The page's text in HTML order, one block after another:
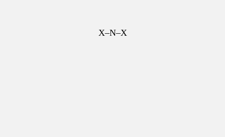
X–N–X